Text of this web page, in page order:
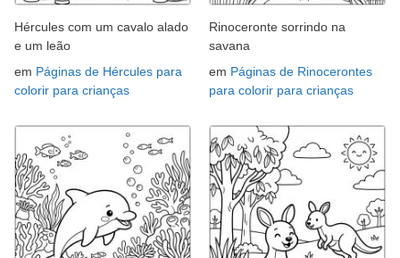
Hércules com um cavalo alado
e um leão
em Páginas de Hércules para
colorir para crianças
Rinoceronte sorrindo na
savana
em Páginas de Rinocerontes
para colorir para crianças